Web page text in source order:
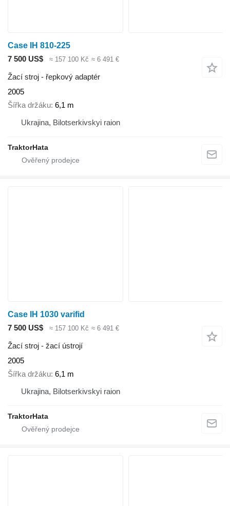
Case IH 810-225
7 500 US$
≈ 157 100 Kč ≈ 6 491 €
Žací stroj - řepkový adaptér
2005
Šířka držáku 6,1 m
Ukrajina, Bilotserkivskyi raion
TraktorHata
Case IH 1030 varifid
7 500 US$
≈ 157 100 Kč ≈ 6 491 €
Žací stroj - žací ústrojí
2005
Šířka držáku 6,1 m
Ukrajina, Bilotserkivskyi raion
TraktorHata